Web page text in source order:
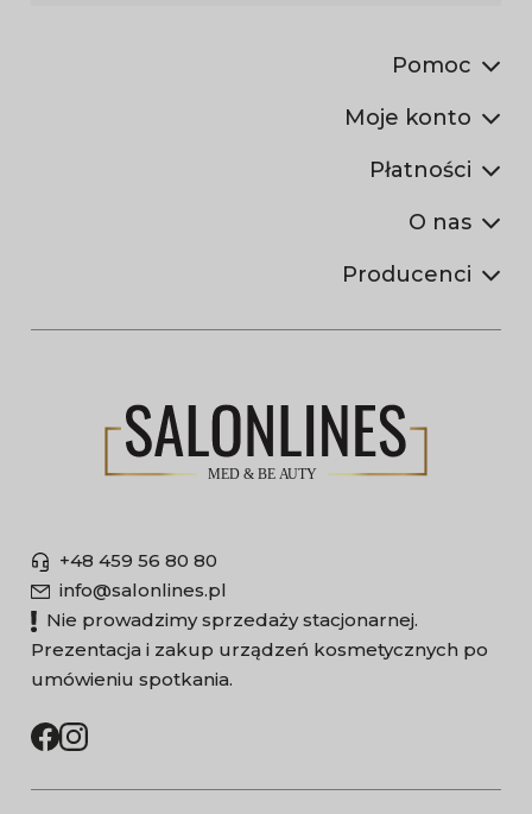
Pomoc
Moje konto
Płatności
O nas
Producenci
+48 459 56 80 80
info@salonlines.pl
Nie prowadzimy sprzedaży stacjonarnej.
Prezentacja i zakup urządzeń kosmetycznych po
umówieniu spotkania.